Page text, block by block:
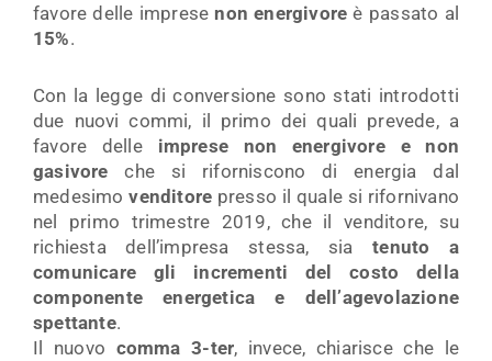
favore delle imprese non energivore è passato al
15%.
Con la legge di conversione sono stati introdotti
due nuovi commi, il primo dei quali prevede, a
favore delle imprese non energivore e non
gasivore che si riforniscono di energia dal
medesimovenditore presso il quale si rifornivano
nel primo trimestre 2019, che il venditore, su
richiesta dell’impresa stessa, siatenuto a
comunicare gli incrementi del costo della
componente energetica e dell’agevolazione
spettante.
Il nuovo comma 3-ter, invece, chiarisce che le